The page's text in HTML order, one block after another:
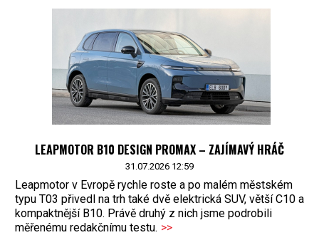
LEAPMOTOR B10 DESIGN PROMAX – ZAJÍMAVÝ HRÁČ
31.07.2026 12:59
Leapmotor v Evropě rychle roste a po malém městském
typu T03 přivedl na trh také dvě elektrická SUV, větší C10 a
kompaktnější B10. Právě druhý z nich jsme podrobili
měřenému redakčnímu testu. >>